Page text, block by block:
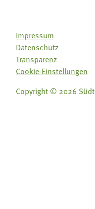
Impressum
Datenschutz
Transparenz
Cookie-Einstellungen
Copyright © 2026